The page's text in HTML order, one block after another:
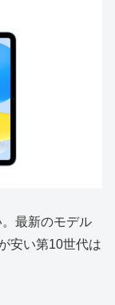
最新のモデル
安い第10世代は